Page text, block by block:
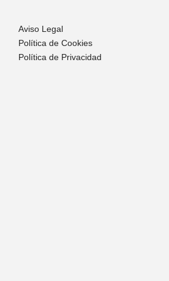
Aviso Legal
Política de Cookies
Política de Privacidad